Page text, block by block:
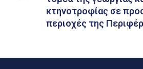
κτηνοτροφίας σε
περιοχές της